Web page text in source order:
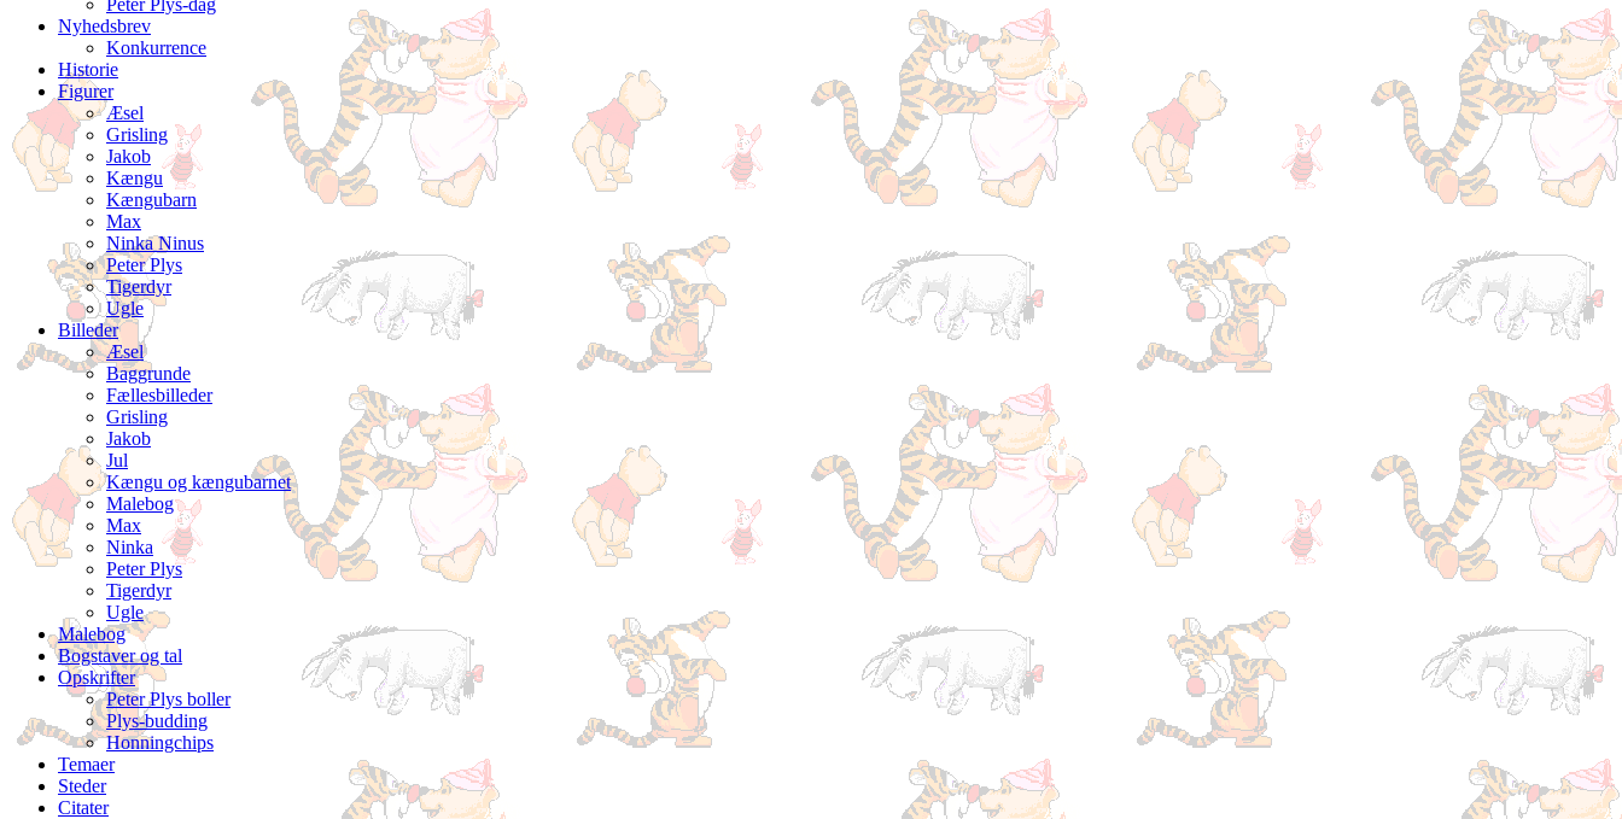
Peter Plys-dag
Nyhedsbrev
Konkurrence
Historie
Figurer
Æsel
Grisling
Jakob
Kængu
Kængubarn
Max
Ninka Ninus
Peter Plys
Tigerdyr
Ugle
Billeder
Æsel
Baggrunde
Fællesbilleder
Grisling
Jakob
Jul
Kængu og kængubarnet
Malebog
Max
Ninka
Peter Plys
Tigerdyr
Ugle
Malebog
Bogstaver og tal
Opskrifter
Peter Plys boller
Plys-budding
Honningchips
Temaer
Steder
Citater